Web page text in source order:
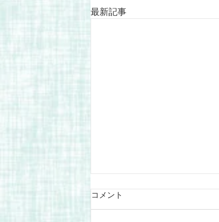
最新記事
コメント